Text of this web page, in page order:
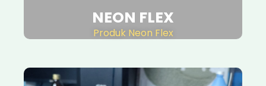
NEON FLEX
Produk Neon Flex